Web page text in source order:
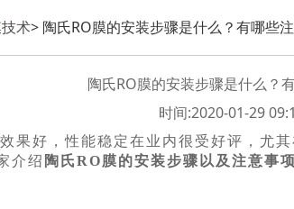
术> 陶氏RO膜的安装步骤是什么？有哪些
陶氏RO膜的安装步骤是什么？
时间:2020-01-29
果好，性能稳定在业内很受好评，尤
介绍 陶氏RO膜的安装步骤以及注意事项